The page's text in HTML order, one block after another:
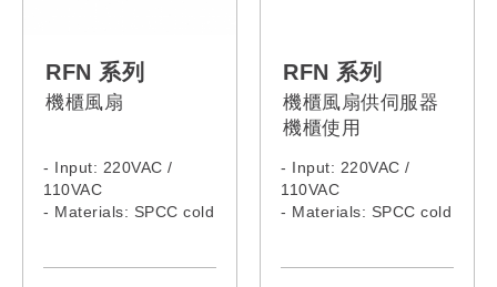
RFN 系列
機櫃風扇
- Input: 220VAC /
110VAC
- Materials: SPCC cold
RFN 系列
機櫃風扇供伺服器
機櫃使用
- Input: 220VAC /
110VAC
- Materials: SPCC cold